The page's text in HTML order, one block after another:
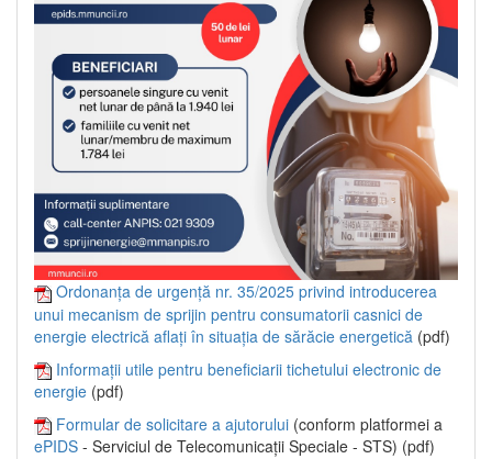
Ordonanța de urgență nr. 35/2025 privind introducerea
unui mecanism de sprijin pentru consumatorii casnici de
energie electrică aflați în situația de sărăcie energetică (pdf)
Informații utile pentru beneficiarii tichetului electronic de
energie (pdf)
Formular de solicitare a ajutorului (conform platformei a
ePIDS - Serviciul de Telecomunicații Speciale - STS) (pdf)